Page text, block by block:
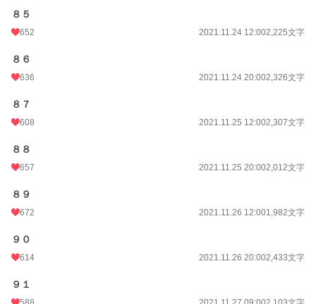
８５
652 2021.11.24 12:002,225文字
８６
636 2021.11.24 20:002,326文字
８７
608 2021.11.25 12:002,307文字
８８
657 2021.11.25 20:002,012文字
８９
672 2021.11.26 12:001,982文字
９０
614 2021.11.26 20:002,433文字
９１